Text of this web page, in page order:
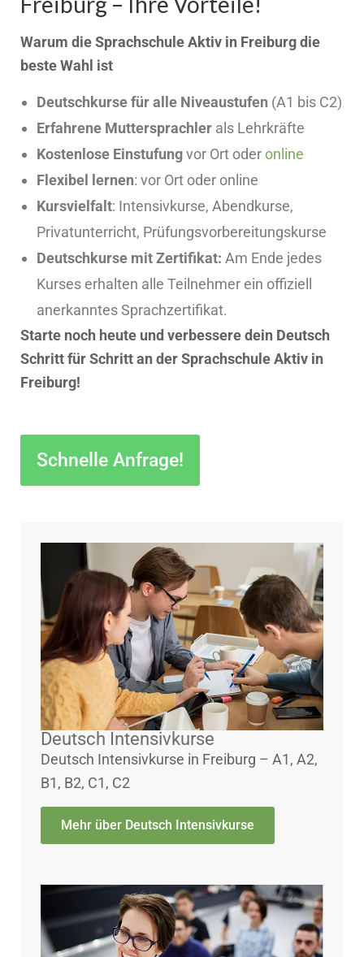
Warum die Sprachschule Aktiv in Freiburg die
beste Wahl ist
Deutschkurse für alle Niveaustufen (A1 bis C2)
Erfahrene Muttersprachler als Lehrkräfte
Kostenlose Einstufungvor Ort oderonline
Flexibel lernen: vor Ort oder online
Kursvielfalt: Intensivkurse, Abendkurse,
Privatunterricht, Prüfungsvorbereitungskurse
Deutschkurse mit Zertifikat: Am Ende jedes
Kurses erhalten alle Teilnehmer ein offiziell
anerkanntes Sprachzertifikat.
Starte noch heute und verbessere dein Deutsch
Schritt für Schritt an der Sprachschule Aktiv in
Freiburg!
Schnelle Anfrage!
Deutsch Intensivkurse
Deutsch Intensivkurse in Freiburg – A1, A2,
B1, B2, C1, C2
Mehr über Deutsch Intensivkurse